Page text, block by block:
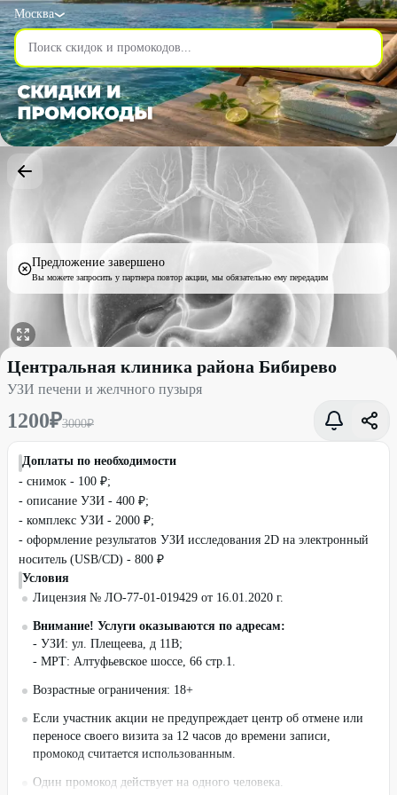
Москва
Предложение завершено
Вы можете запросить у партнера повтор акции, мы обязательно ему передадим
УЗИ печени и желчного пузыря со скидкой 60% -
Центральная клиника района Бибирево
УЗИ печени и желчного пузыря
1200₽3000₽
Доплаты по необходимости
- снимок - 100 ₽;
- описание УЗИ - 400 ₽;
- комплекс УЗИ - 2000 ₽;
- оформление результатов УЗИ исследования 2D на электронный
носитель (USB/CD) - 800 ₽
Условия
Лицензия № ЛО-77-01-019429 от 16.01.2020 г.
Внимание! Услуги оказываются по адресам:
- УЗИ: ул. Плещеева, д 11В;
- МРТ: Алтуфьевское шоссе, 66 стр.1.
Возрастные ограничения: 18+
Если участник акции не предупреждает центр об отмене или
переносе своего визита за 12 часов до времени записи,
промокод считается использованным.
Один промокод действует на одного человека.